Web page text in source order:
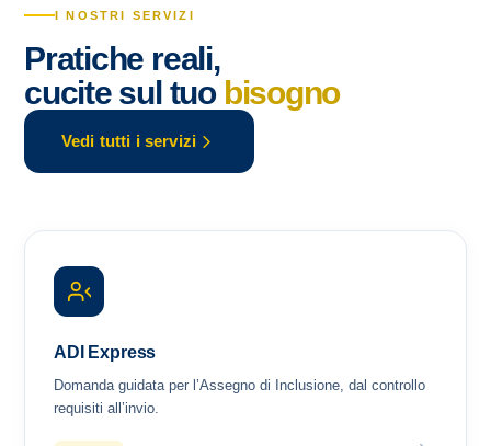
I NOSTRI SERVIZI
Pratiche reali,
cucite sul tuo bisogno
Vedi tutti i servizi
ADI Express
Domanda guidata per l’Assegno di Inclusione, dal controllo
requisiti all’invio.